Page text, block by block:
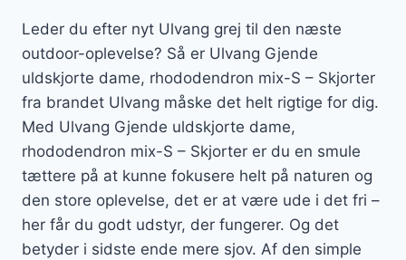
Leder du efter nyt Ulvang grej til den næste
outdoor-oplevelse? Så er Ulvang Gjende
uldskjorte dame, rhododendron mix-S – Skjorter
fra brandet Ulvang måske det helt rigtige for dig.
Med Ulvang Gjende uldskjorte dame,
rhododendron mix-S – Skjorter er du en smule
tættere på at kunne fokusere helt på naturen og
den store oplevelse, det er at være ude i det fri –
her får du godt udstyr, der fungerer. Og det
betyder i sidste ende mere sjov. Af den simple